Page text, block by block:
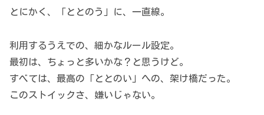
とにかく、「ととのう」に、一直線。
利用するうえでの、細かなルール設定。
最初は、ちょっと多いかな？と思うけど。
すべては、最高の「ととのい」への、架け橋だった。
このストイックさ、嫌いじゃない。